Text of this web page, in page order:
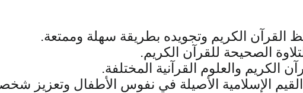
القرآن الكريم وتجويده بطريقة سهلة وممتعة.
الصحيحة للقرآن الكريم.
الكريم والعلوم القرآنية المختلفة.
الإسلامية الأصيلة في نفوس الأطفال وتعزيز